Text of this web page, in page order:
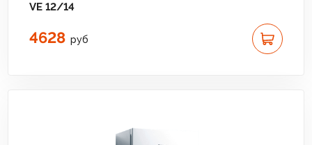
VE 12/14
4628 руб